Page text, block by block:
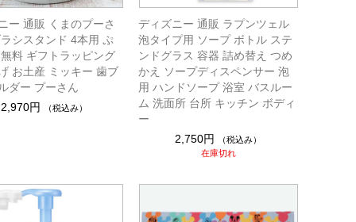
ー 通販 くまのプーさ
シスタンド 4本用 ぷ
料 ギフトラッピング
お土産 ミッキー 歯ブ
ダー プーさん
2,970円
（税込み）
ディズニー 通販 ラプンツェル
泡タイプ用 ソープ ボトル ステ
ンドグラス 容器 詰め替え つめ
かえ ソープディスペンサー 泡
用 ハンドソープ 浴室 バスルー
ム 洗面所 台所 キッチン ボディ
ー
2,750円
（税込み）
在庫切れ